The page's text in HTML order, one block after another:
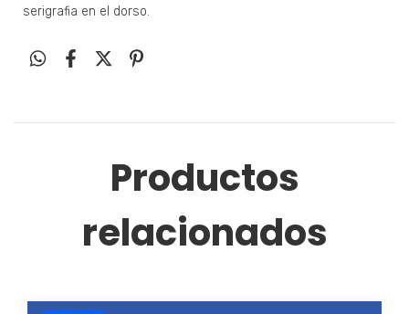
serigrafia en el dorso.
Productos
relacionados